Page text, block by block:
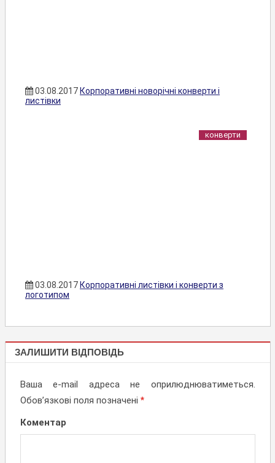
03.08.2017 Корпоративні новорічні конверти і
листівки
конверти
03.08.2017 Корпоративні листівки і конверти з
логотипом
КОНВЕРТИ
ЗАЛИШИТИ ВІДПОВІДЬ
Ваша e-mail адреса не оприлюднюватиметься.
Обов’язкові поля позначені *
Коментар